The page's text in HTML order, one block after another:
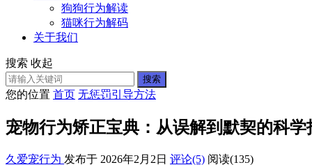
狗狗行为解读
猫咪行为解码
关于我们
搜索 收起
搜索
您的位置 首页 无惩罚引导方法
宠物行为矫正宝典：从误解到默契的科学
久爱宠行为 发布于 2026年2月2日 评论(5) 阅读(135)